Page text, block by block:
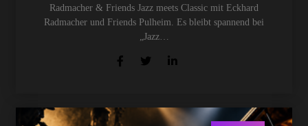
Radmacher & Friends Jazz meets Classic mit Eckhard
Radmacher und Friends Pulheim. Es bleibt spannend bei
„Jazz…